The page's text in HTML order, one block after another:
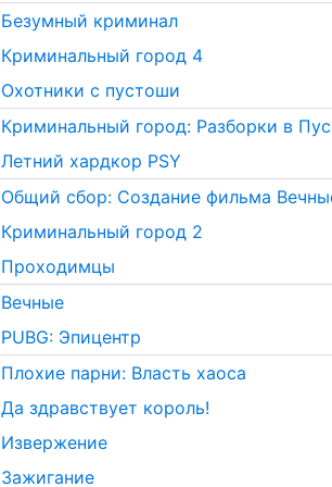
Безумный криминал
Криминальный город 4
Охотники с пустоши
Криминальный город: Разборки в
Летний хардкор PSY
Общий сбор: Создание фильма
Криминальный город 2
Проходимцы
Вечные
PUBG: Эпицентр
Плохие парни: Власть хаоса
Да здравствует король!
Извержение
Зажигание